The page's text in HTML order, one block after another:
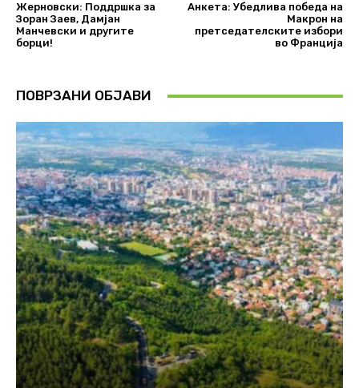
Жерновски: Поддршка за
Зоран Заев, Дамјан
Манчевски и другите
борци!
Анкета: Убедлива победа на
Макрон на
претседателските избори
во Франција
ПОВРЗАНИ ОБЈАВИ